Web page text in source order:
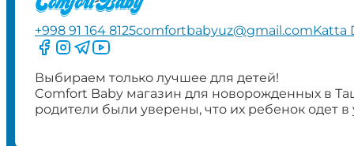
+998 91 164 8125comfortbabyuz@gmail.comKatta
Следите за нами на Facebook
Следите за нами в Instagram
Следите за нами в Telegram
Следите за нами в YouTube
Выбираем только лучшее для детей!
Comfort Baby магазин для новорожденных в
родители были уверены, что их ребенок одет